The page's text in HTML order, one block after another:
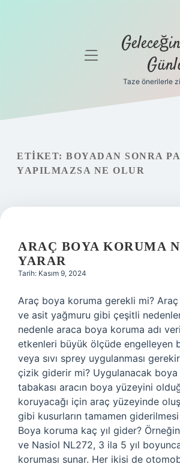
Gizlilik
Yasal Uyarı
menüyü
Taze önerilerle
ETIKET: BOYADAN SONRA
YAPILMAZSA NE OLUR
ARAÇ BOYA KORUMA
YARAR
Tarih: Kasım 9, 2024
Araç boya koruma gerekli mi? Araç
ve asit yağmuru gibi çeşitli
nedenle araca boya koruma adı
etkenleri büyük ölçüde engelleyen
veya sıvı sprey uygulanması
çizik giderir mi? Uygulanacak boya
tabakası aracın boya yüzeyini
koruyacağı için araç yüzeyinde
gibi kusurların tamamen
Boya koruma kaç yıl gider?
ve Nasiol NL272, 3 ila 5 yıl
koruması sunar. Her ikisi de